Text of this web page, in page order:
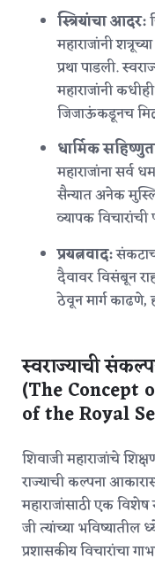
स्त्रियांचा आदर:
महाराजांनी
प्रथा पाडली.
महाराजांनी
जिजाऊंकडूनच
धार्मिक
महाराजांना सर्व
सैन्यात अनेक
व्यापक
प्रयत्नवाद:
दैवावर विसंबून
ठेवून मार्ग काढणे,
स्वराज्याची
(The Concept
of the Royal
शिवाजी महाराजांचे
राज्याची कल्पना
महाराजांसाठी एक
जी त्यांच्या भविष्यातील
प्रशासकीय विचारांचा